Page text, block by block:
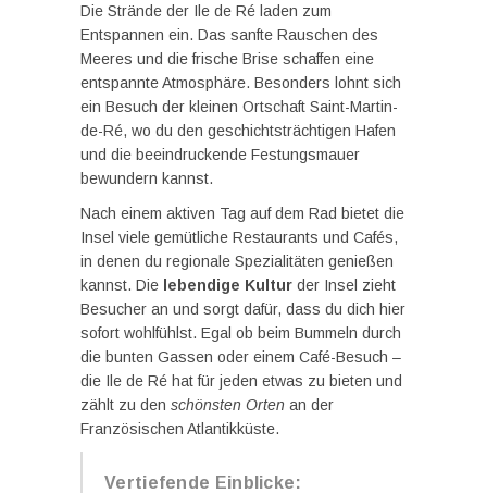
Die Strände der Ile de Ré laden zum
Entspannen ein. Das sanfte Rauschen des
Meeres und die frische Brise schaffen eine
entspannte Atmosphäre. Besonders lohnt sich
ein Besuch der kleinen Ortschaft Saint-Martin-
de-Ré, wo du den geschichtsträchtigen Hafen
und die beeindruckende Festungsmauer
bewundern kannst.
Nach einem aktiven Tag auf dem Rad bietet die
Insel viele gemütliche Restaurants und Cafés,
in denen du regionale Spezialitäten genießen
kannst. Die lebendige Kultur der Insel zieht
Besucher an und sorgt dafür, dass du dich hier
sofort wohlfühlst. Egal ob beim Bummeln durch
die bunten Gassen oder einem Café-Besuch –
die Ile de Ré hat für jeden etwas zu bieten und
zählt zu den schönsten Orten an der
Französischen Atlantikküste.
Vertiefende Einblicke: